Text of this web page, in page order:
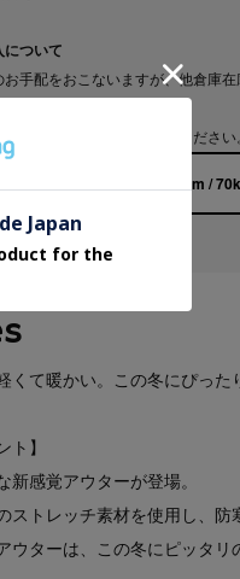
ついて
お手配をおこないますが、他倉庫
購入について 】をご確認ください
173cm /
くて暖かい。この冬にぴった
ト】
新感覚アウターが登場。
ストレッチ素材を使用し、
ウターは、この冬にピッタリ